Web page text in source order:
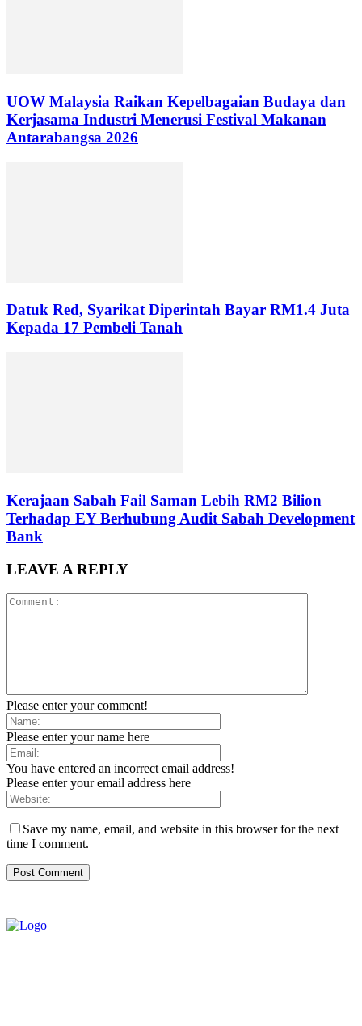
UOW Malaysia Raikan Kepelbagaian Budaya dan
Kerjasama Industri Menerusi Festival Makanan
Antarabangsa 2026
Datuk Red, Syarikat Diperintah Bayar RM1.4 Juta
Kepada 17 Pembeli Tanah
Kerajaan Sabah Fail Saman Lebih RM2 Bilion
Terhadap EY Berhubung Audit Sabah Development
Bank
LEAVE A REPLY
Please enter your comment!
Please enter your name here
You have entered an incorrect email address!
Please enter your email address here
Save my name, email, and website in this browser for the next
time I comment.